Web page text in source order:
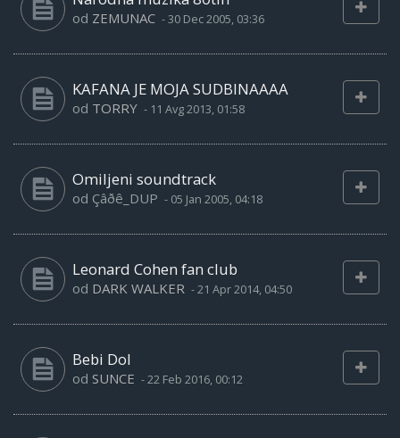
od ZEMUNAC -30 Dec 2005, 03:36
KAFANA JE MOJA SUDBINAAAA
od TORRY - 11 Avg 2013, 01:58
Omiljeni soundtrack
od Çâðê_DUP - 05 Jan 2005, 04:18
Leonard Cohen fan club
od DARK WALKER -21 Apr 2014, 04:50
Bebi Dol
od SUNCE -22 Feb 2016, 00:12